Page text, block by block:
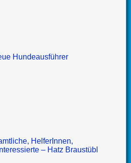
Hundeausführer
HelferInnen,
– Hatz Braustübl